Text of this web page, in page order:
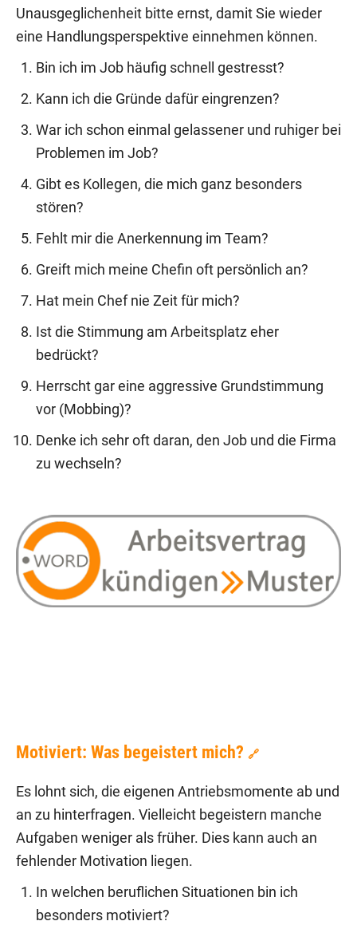
Unausgeglichenheit bitte ernst, damit Sie wieder
eine Handlungsperspektive einnehmen können.
Bin ich im Job häufig schnell gestresst?
Kann ich die Gründe dafür eingrenzen?
War ich schon einmal gelassener und ruhiger bei
Problemen im Job?
Gibt es Kollegen, die mich ganz besonders
stören?
Fehlt mir die Anerkennung im Team?
Greift mich meine Chefin oft persönlich an?
Hat mein Chef nie Zeit für mich?
Ist die Stimmung am Arbeitsplatz eher
bedrückt?
Herrscht gar eine aggressive Grundstimmung
vor (Mobbing)?
Denke ich sehr oft daran, den Job und die Firma
zu wechseln?
Motiviert: Was begeistert mich? 🔗
Es lohnt sich, die eigenen Antriebsmomente ab und
an zu hinterfragen. Vielleicht begeistern manche
Aufgaben weniger als früher. Dies kann auch an
fehlender Motivation liegen.
In welchen beruflichen Situationen bin ich
besonders motiviert?